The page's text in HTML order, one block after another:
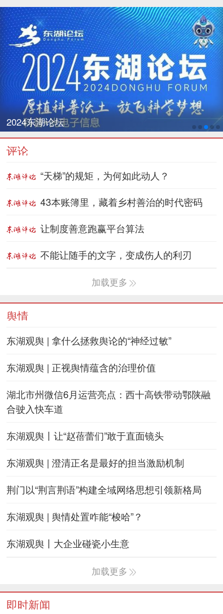
2024东湖论坛
评论
“天梯”的规矩，为何如此动人？
43本账簿里，藏着乡村善治的时代密码
让制度善意跑赢平台算法
不能让随手的文字，变成伤人的利刃
加载更多
舆情
东湖观舆 | 拿什么拯救舆论的“神经过敏”
东湖观舆 | 正视舆情蕴含的治理价值
湖北市州微信6月运营亮点：西十高铁带动鄂陕融
合驶入快车道
东湖观舆丨让“赵蓓蕾们”敢于直面镜头
东湖观舆 | 澄清正名是最好的担当激励机制
荆门以“荆言荆语”构建全域网络思想引领新格局
东湖观舆 | 舆情处置咋能“梭哈”？
东湖观舆丨大企业碰瓷小生意
加载更多
即时新闻